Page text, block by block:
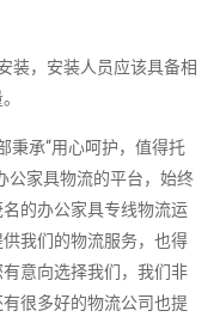
装，安装人员应该具备相
承“用心呵护，值得托
公家具物流的平台，始终
的办公家具专线物流运
我们的物流服务，也得
意向选择我们，我们非
很多好的物流公司也提